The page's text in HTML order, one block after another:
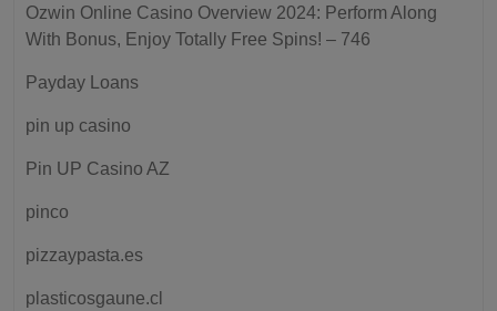
Ozwin Online Casino Overview 2024: Perform Along
With Bonus, Enjoy Totally Free Spins! – 746
Payday Loans
pin up casino
Pin UP Casino AZ
pinco
pizzaypasta.es
plasticosgaune.cl